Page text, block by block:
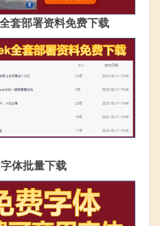
套部署资料免费下载
体批量下载